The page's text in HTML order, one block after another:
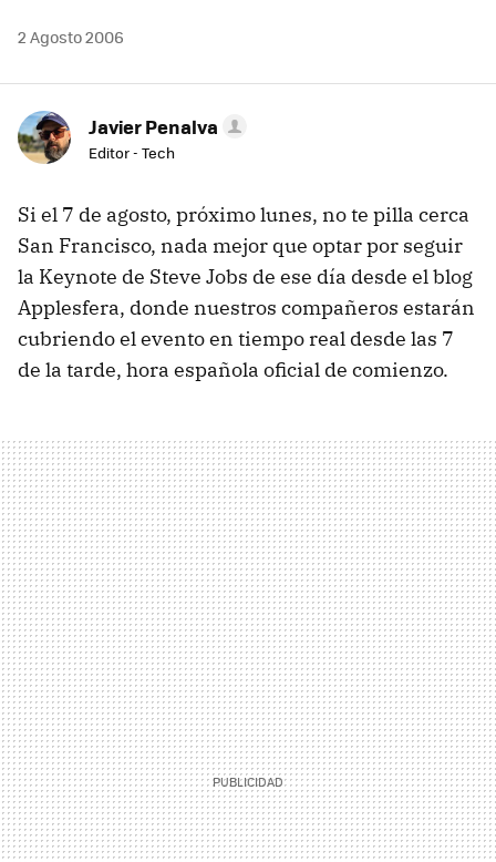
2 Agosto 2006
Javier Penalva
Editor - Tech
Si el 7 de agosto, próximo lunes, no te pilla cerca
San Francisco, nada mejor que optar por seguir
la Keynote de Steve Jobs de ese día desde el blog
Applesfera, donde nuestros compañeros estarán
cubriendo el evento en tiempo real desde las 7
de la tarde, hora española oficial de comienzo.